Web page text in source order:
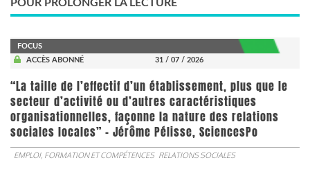
POUR PROLONGER LA LECTURE
FOCUS
ACCÈS ABONNÉ
31 / 07 / 2026
“La taille de l’effectif d’un établissement, plus que le
secteur d’activité ou d’autres caractéristiques
organisationnelles, façonne la nature des relations
sociales locales” - Jérôme Pélisse, SciencesPo
EMPLOI, FORMATION ET COMPÉTENCES RELATIONS SOCIALES